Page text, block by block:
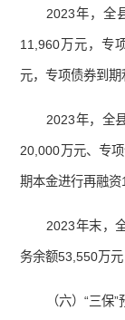
2023年，全
11,960万元，专
元，专项债券到期
2023年，全
20,000万元、专
期本金进行再融资
2023年末，
务余额53,550万
（六）“三保